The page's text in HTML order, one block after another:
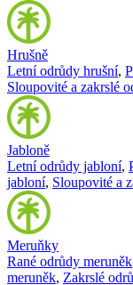
Hrušně
Letní odrůdy hrušní,
Sloupovité a zakrslé
Jabloně
Letní odrůdy jabloní,
jabloní, Sloupovité a
Meruňky
Rané odrůdy meruněk
meruněk, Zakrslé